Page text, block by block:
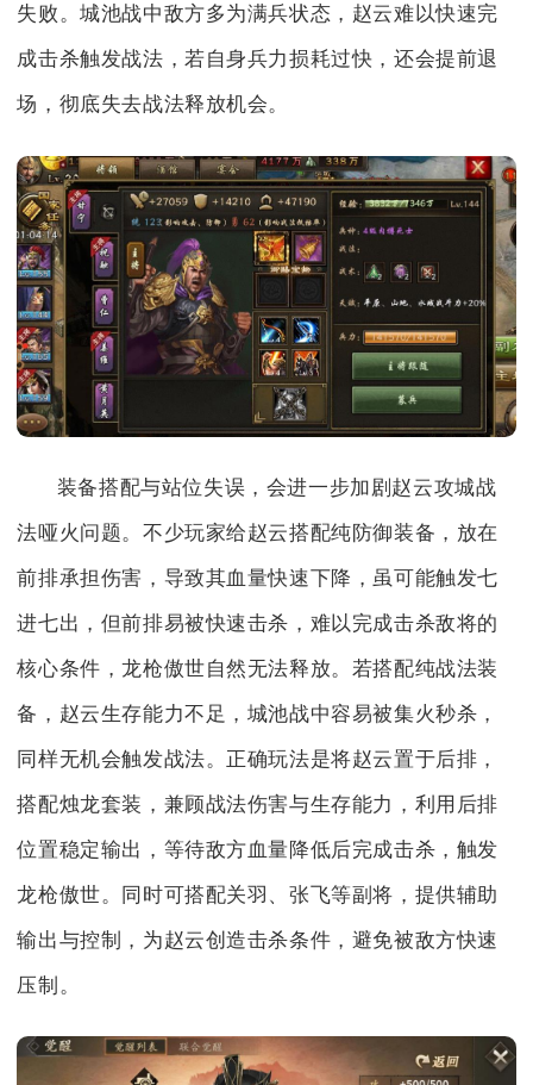
失败。城池战中敌方多为满兵状态，赵云难以快速完
成击杀触发战法，若自身兵力损耗过快，还会提前退
场，彻底失去战法释放机会。
装备搭配与站位失误，会进一步加剧赵云攻城战
法哑火问题。不少玩家给赵云搭配纯防御装备，放在
前排承担伤害，导致其血量快速下降，虽可能触发七
进七出，但前排易被快速击杀，难以完成击杀敌将的
核心条件，龙枪傲世自然无法释放。若搭配纯战法装
备，赵云生存能力不足，城池战中容易被集火秒杀，
同样无机会触发战法。正确玩法是将赵云置于后排，
搭配烛龙套装，兼顾战法伤害与生存能力，利用后排
位置稳定输出，等待敌方血量降低后完成击杀，触发
龙枪傲世。同时可搭配关羽、张飞等副将，提供辅助
输出与控制，为赵云创造击杀条件，避免被敌方快速
压制。